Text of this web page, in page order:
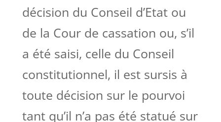
décision du Conseil d’Etat ou
de la Cour de cassation ou, s’il
a été saisi, celle du Conseil
constitutionnel, il est sursis à
toute décision sur le pourvoi
tant qu’il n’a pas été statué sur